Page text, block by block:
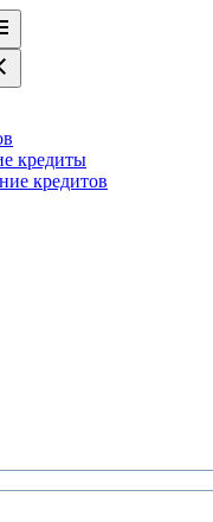
кредиты
кредитов